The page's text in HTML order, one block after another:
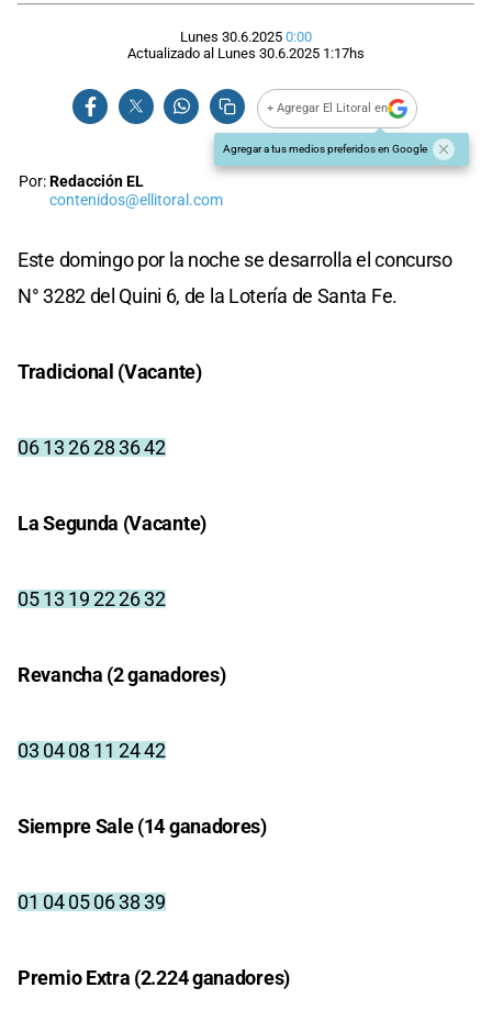
Lunes 30.6.2025 0:00
Actualizado al Lunes 30.6.2025 1:17hs
+ Agregar El Litoral en
Agregar a tus medios preferidos en Google
Por:Redacción EL
contenidos@ellitoral.com
Este domingo por la noche se desarrolla el concurso
N° 3282del Quini 6, de la Lotería de Santa Fe.
Tradicional (Vacante)
06 13 26 28 36 42
La Segunda (Vacante)
05 13 19 22 26 32
Revancha (2 ganadores)
03 04 08 11 24 42
Siempre Sale (14 ganadores)
01 04 05 06 38 39
Premio Extra (2.224 ganadores)